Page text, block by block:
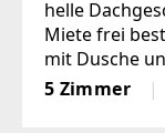
helle
Miete frei
mit Dusche
sehr offenes
Kachelofen,
5 Zimmer